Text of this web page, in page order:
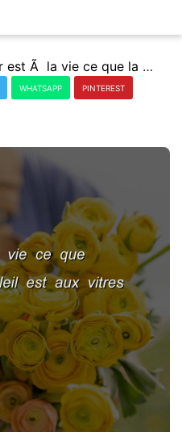
Lâ€™amour est Ã la vie ce que la lumiÃ¨re du soleil est aux vitres sales.
WHATSAPP PINTEREST